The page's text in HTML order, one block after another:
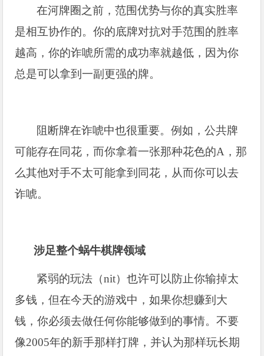
在河牌圈之前，范围优势与你的真实胜率
是相互协作的。你的底牌对抗对手范围的胜率
越高，你的诈唬所需的成功率就越低，因为你
总是可以拿到一副更强的牌。
阻断牌在诈唬中也很重要。例如，公共牌
可能存在同花，而你拿着一张那种花色的A，那
么其他对手不太可能拿到同花，从而你可以去
诈唬。
涉足整个蜗牛棋牌领域
紧弱的玩法（nit）也许可以防止你输掉太
多钱，但在今天的游戏中，如果你想赚到大
钱，你必须去做任何你能够做到的事情。不要
像2005年的新手那样打牌，并认为那样玩长期